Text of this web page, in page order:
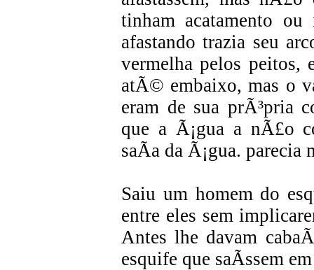
tinham acatamento
afastando trazia seu
vermelha pelos peitos,
atÃ© embaixo, mas o
eram de sua prÃ³pria
que a Ã¡gua a nÃ£o
saÃ­a da Ã¡gua. parecia
Saiu um homem do
entre eles sem
Antes lhe davam
esquife que saÃ­ssem